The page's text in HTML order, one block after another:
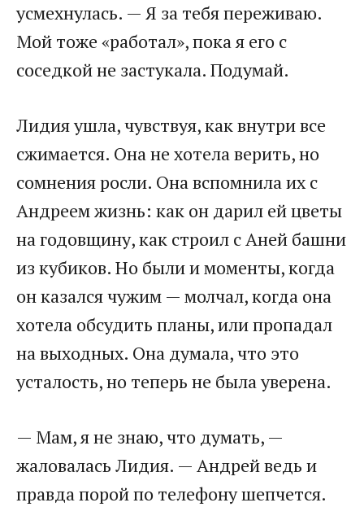
усмехнулась. — Я за тебя переживаю.
Мой тоже «работал», пока я его с
соседкой не застукала. Подумай.
Лидия ушла, чувствуя, как внутри все
сжимается. Она не хотела верить, но
сомнения росли. Она вспомнила их с
Андреем жизнь: как он дарил ей цветы
на годовщину, как строил с Аней башни
из кубиков. Но были и моменты, когда
он казался чужим — молчал, когда она
хотела обсудить планы, или пропадал
на выходных. Она думала, что это
усталость, но теперь не была уверена.
— Мам, я не знаю, что думать, —
жаловалась Лидия. — Андрей ведь и
правда порой по телефону шепчется.